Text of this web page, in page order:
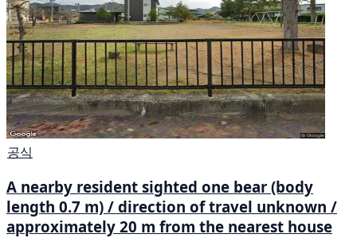
공식
A nearby resident sighted one bear (body
length 0.7 m) / direction of travel unknown /
approximately 20 m from the nearest house